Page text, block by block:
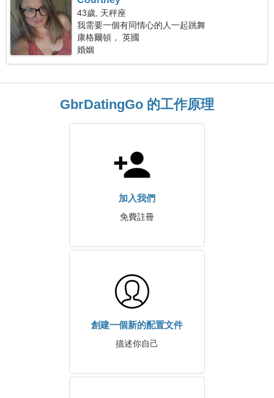
43歲, 天秤座
我需要一個有同情心的人一起跳舞
康格爾頓， 英國
婚姻
GbrDatingGo 的工作原理
加入我們
免費註冊
創建一個新的配置文件
描述你自己